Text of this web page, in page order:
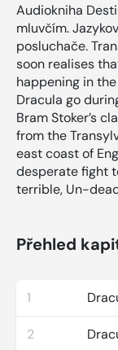
Audiokniha
mluvčím.
posluchače.
soon realises
happening in
Dracula go
Bram Stoker’s
from the
east coast of
desperate fight
terrible, Un-
Přehled
1
2